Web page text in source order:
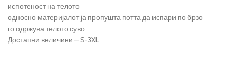
испотеност на телото
односно материјалот ја пропушта потта да испари по брзо
го одржува телото суво
Достапни величини – S-3XL